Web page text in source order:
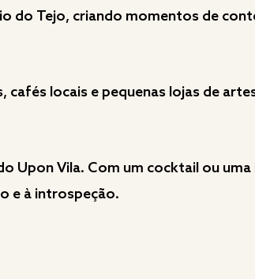
do Tejo, criando momentos de
locais e pequenas lojas de
Upon Vila. Com um cocktail ou
e à introspeção.